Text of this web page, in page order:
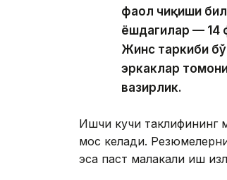
фаол чиқиши
ёшдагилар — 14
Жинс таркиби
эркаклар
вазирлик.
Ишчи кучи таклифининг
мос келади.
эса паст малакали иш